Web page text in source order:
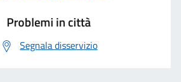
Problemi in città
Segnala disservizio